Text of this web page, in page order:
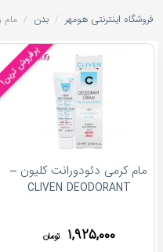
فروشگاه اینترنتی هومهر / بدن / مام
پرفروش
مام کرمی دئودورانت کلیون –
CLIVEN DEODORANT
۱,۹۲۵,۰۰۰ تومان